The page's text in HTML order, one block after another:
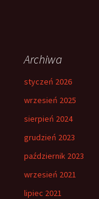
Archiwa
styczeń 2026
wrzesień 2025
sierpień 2024
grudzień 2023
październik 2023
wrzesień 2021
lipiec 2021